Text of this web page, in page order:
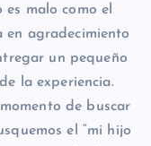
malo como el
en agradecimiento
un pequeño
la experiencia.
de buscar
el “mi hijo